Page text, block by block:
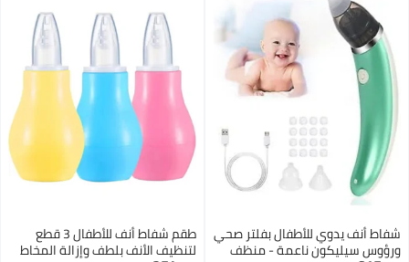
شفاط أنف يدوي للأطفال بفلتر صحي
ورؤوس سيليكون ناعمة - منظف
طقم شفاط أنف للأطفال 3 قطع
لتنظيف الأنف بلطف وإزالة المخاط